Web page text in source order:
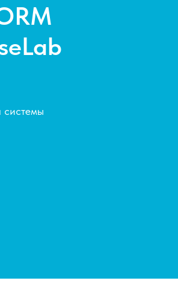
системы